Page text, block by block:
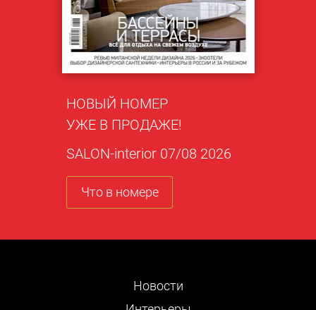
НОВЫЙ НОМЕР
УЖЕ В ПРОДАЖЕ!
SALON-interior 07/08 2026
Что в номере
Новости